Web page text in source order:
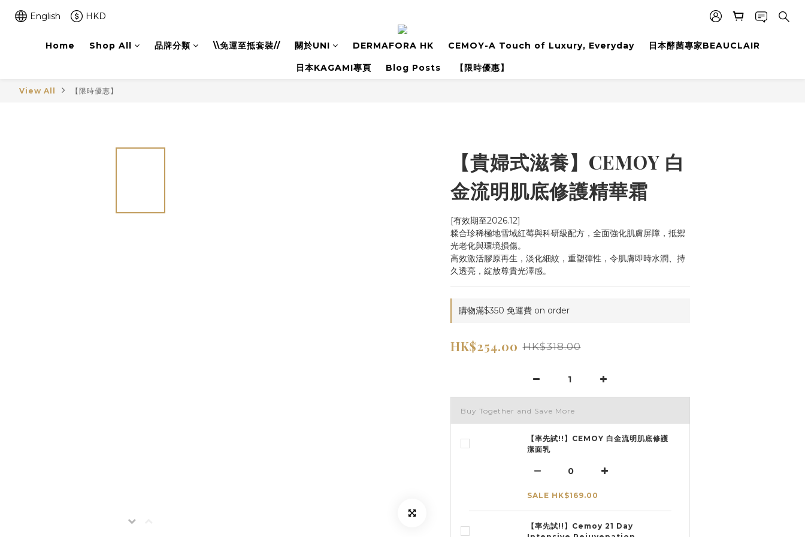
English HKD
Home Shop All 品牌分類 \\免運至抵套裝// 關於UNI DERMAFORA HK CEMOY-A Touch of Luxury, Everyday 日本酵菌專家BEAUCLAIR
日本KAGAMI專頁 Blog Posts 【限時優惠】
View All 【限時優惠】
【貴婦式滋養】CEMOY 白
金流明肌底修護精華霜
[有效期至2026.12]
糅合珍稀極地雪域紅莓與科研級配方，全面強化肌膚屏障，抵禦
光老化與環境損傷。
高效激活膠原再生，淡化細紋，重塑彈性，令肌膚即時水潤、持
久透亮，綻放尊貴光澤感。
購物滿$350 免運費 on order
HK$254.00 HK$318.00
Buy Together and Save More
【率先試!!】CEMOY 白金流明肌底修護
潔面乳
SALE HK$169.00
【率先試!!】Cemoy 21 Day